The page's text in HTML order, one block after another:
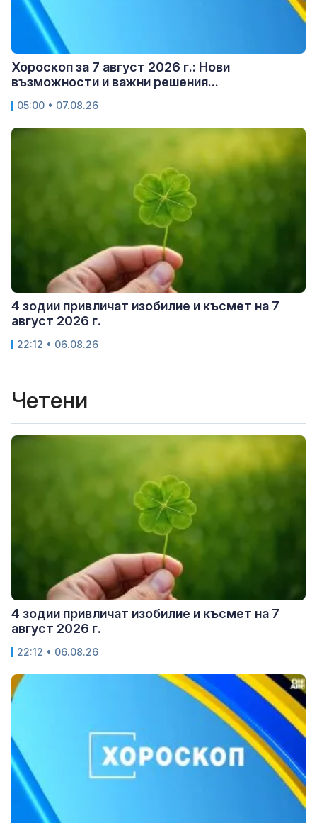
Хороскоп за 7 август 2026 г.: Нови
възможности и важни решения...
05:00 • 07.08.26
4 зодии привличат изобилие и късмет на 7
август 2026 г.
22:12 • 06.08.26
Четени
4 зодии привличат изобилие и късмет на 7
август 2026 г.
22:12 • 06.08.26